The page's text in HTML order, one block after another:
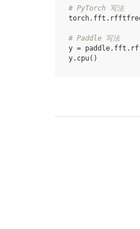
# PyTorch 写法
torch. fft .
# Paddle 写法
y = paddle. fft .
y. cpu()